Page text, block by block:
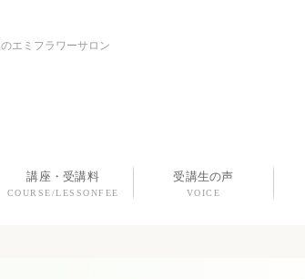
エミフラワーサロン
講座・受講料
COURSE/LESSONFEE
受講生の声
VOICE